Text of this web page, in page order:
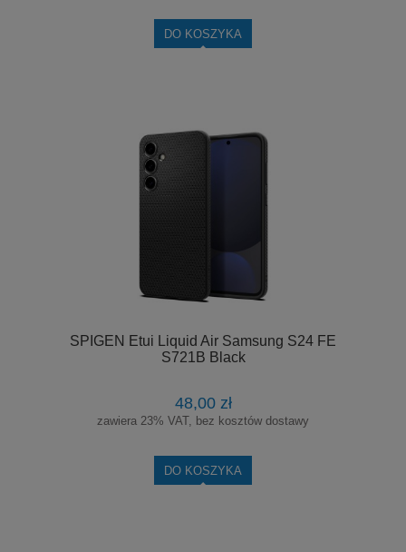
DO KOSZYKA
SPIGEN Etui Liquid Air Samsung S24 FE
S721B Black
48,00 zł
zawiera 23% VAT, bez kosztów dostawy
DO KOSZYKA